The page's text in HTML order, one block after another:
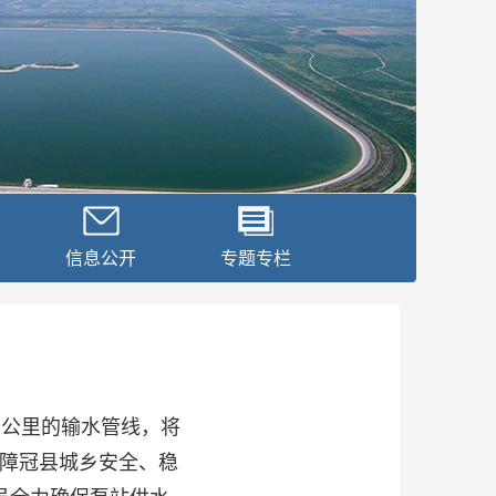
信息公开 专题专栏
公里的输水管线，将
冠县城乡安全、稳